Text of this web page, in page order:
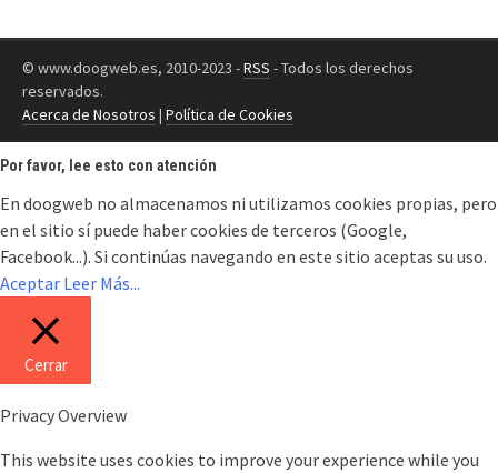
© www.doogweb.es, 2010-2023 -RSS - Todos los derechos
reservados.
Acerca de Nosotros | Política de Cookies
Por favor, lee esto con atención
En doogweb no almacenamos ni utilizamos cookies propias, pero
en el sitio sí puede haber cookies de terceros (Google,
Facebook...). Si continúas navegando en este sitio aceptas su uso.
Aceptar Leer Más...
Cerrar
Privacy Overview
This website uses cookies to improve your experience while you